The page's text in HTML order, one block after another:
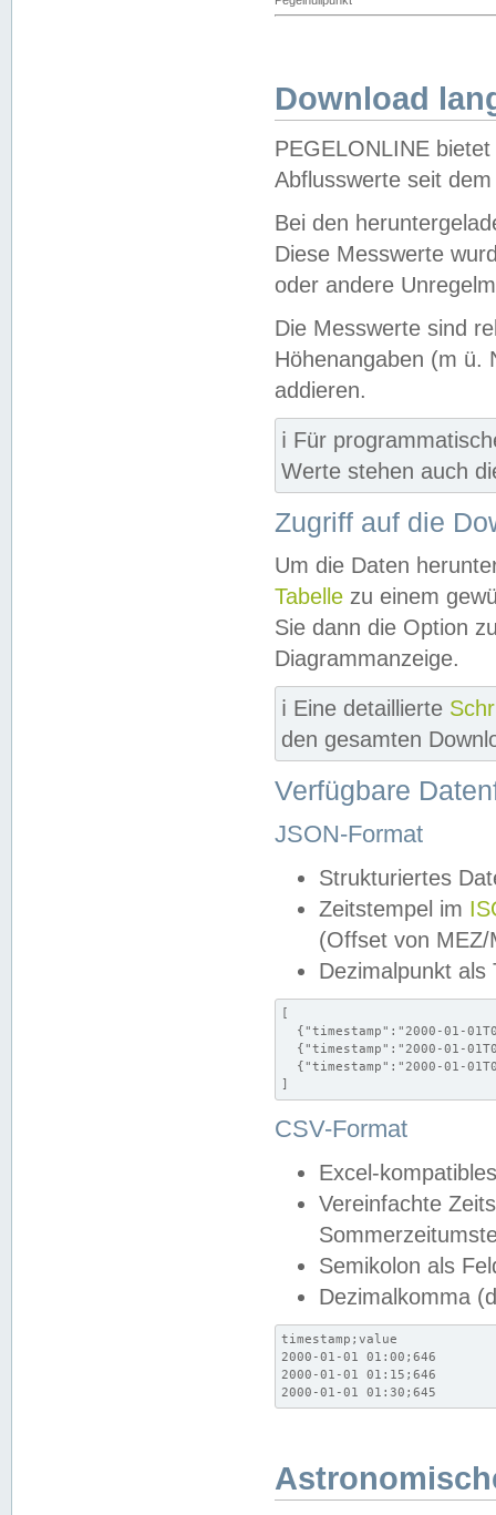
Download
PEGELONLINE
Abflusswerte seit
Bei den
Diese Messwerte
oder andere
Die Messwerte sind
Höhenangaben (m ü.
addieren.
ℹ️ Für
Werte stehen auch
Zugriff auf die
Um die Daten
Tabelle zu einem
Sie dann die Option
Diagrammanzeige.
ℹ️ Eine detaillierte
den gesamten
Verfügbare
JSON-Format
Strukturiertes
Zeitstempel im
(Offset von MEZ/
Dezimalpunkt als
[
{"timestamp":"2000-01-
{"timestamp":"2000-01-
{"timestamp":"2000-01-
]
CSV-Format
Excel-
Vereinfachte
Semikolon als
Dezimalkomma
timestamp;value
2000-01-01 01:00;646
2000-01-01 01:15;646
2000-01-01 01:30;645